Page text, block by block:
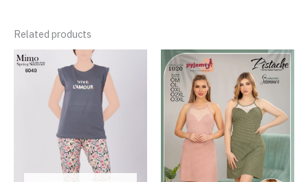
Related products